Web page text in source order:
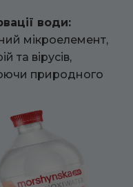
води:
мікроелемент,
та вірусів,
природного